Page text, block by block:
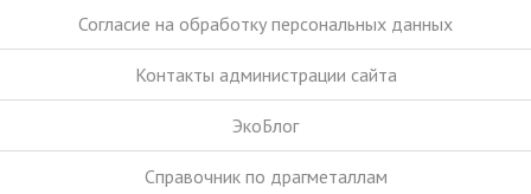
Согласие на обработку персональных данных
Контакты администрации сайта
ЭкоБлог
Справочник по драгметаллам